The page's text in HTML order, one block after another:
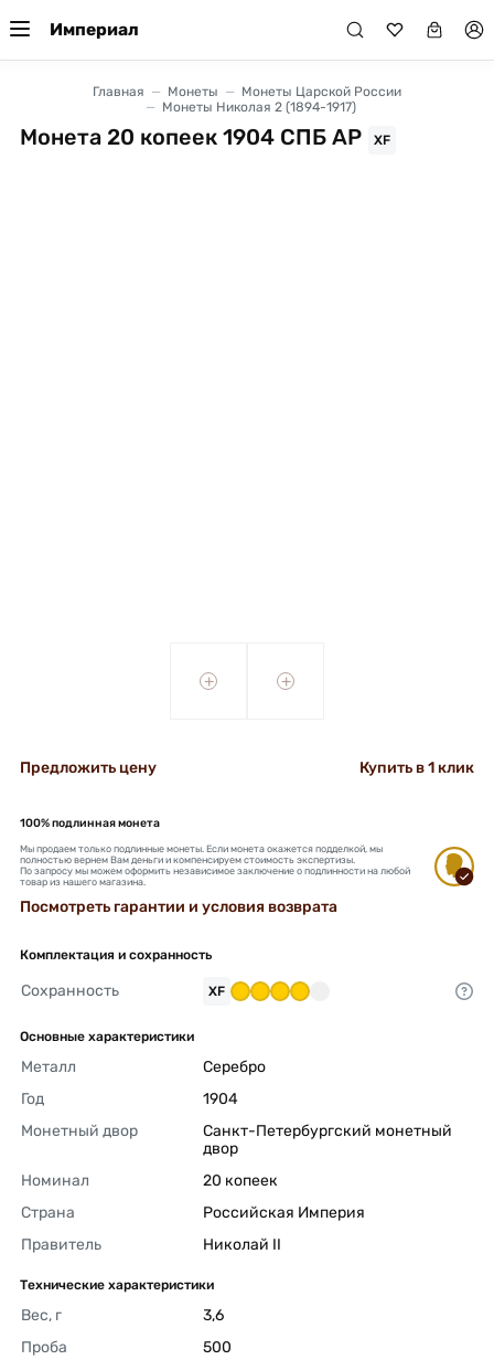
Империал
Главная Монеты
Монеты Царской России
Монеты Николая 2 (1894-1917)
Монета 20 копеек 1904 СПБ АР XF
+ +
Предложить цену Купить в 1 клик
100% подлинная монета
Мы продаем только подлинные монеты. Если монета окажется подделкой, мы
полностью вернем Вам деньги и компенсируем стоимость экспертизы.
По запросу мы можем оформить независимое заключение о подлинности на любой
товар из нашего магазина.
Посмотреть гарантии и условия возврата
Комплектация и сохранность
Сохранность XF
Основные характеристики
Металл
Серебро
Год
1904
Монетный двор
Санкт-Петербургский монетный
двор
Номинал
20 копеек
Страна
Российская Империя
Правитель
Николай II
Технические характеристики
Вес, г
3,6
Проба
500